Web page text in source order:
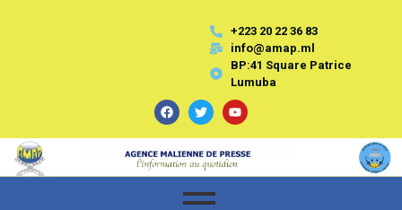
+223 20 22 36 83
info@amap.ml
BP:41 Square Patrice
Lumuba